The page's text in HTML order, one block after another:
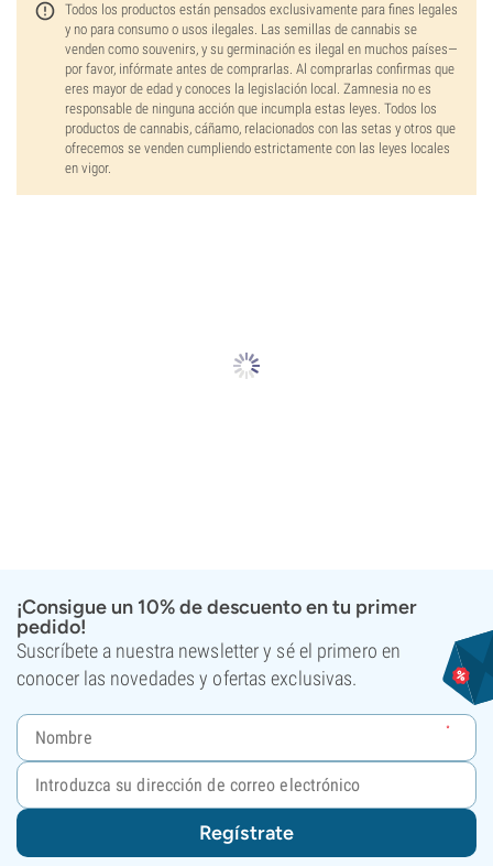
Todos los productos están pensados exclusivamente para fines legales
y no para consumo o usos ilegales. Las semillas de cannabis se
venden como souvenirs, y su germinación es ilegal en muchos países—
por favor, infórmate antes de comprarlas. Al comprarlas confirmas que
eres mayor de edad y conoces la legislación local. Zamnesia no es
responsable de ninguna acción que incumpla estas leyes. Todos los
productos de cannabis, cáñamo, relacionados con las setas y otros que
ofrecemos se venden cumpliendo estrictamente con las leyes locales
en vigor.
¡Consigue un 10% de descuento en tu primer
pedido!
Suscríbete a nuestra newsletter y sé el primero en
conocer las novedades y ofertas exclusivas.
Regístrate